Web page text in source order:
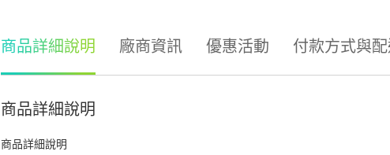
商品詳細說明 廠商資訊 優惠活動 付款方式與
商品詳細說明
商品詳細說明